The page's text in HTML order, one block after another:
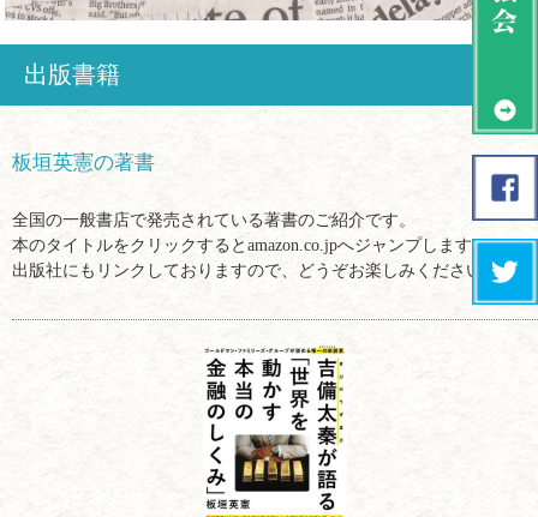
出版書籍
板垣英憲の著書
全国の一般書店で発売されている著書のご紹介です。
本のタイトルをクリックするとamazon.co.jpへジャンプします。
出版社にもリンクしておりますので、どうぞお楽しみください。